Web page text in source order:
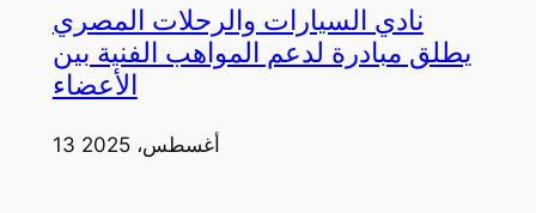
نادي السيارات والرحلات المصري
يطلق مبادرة لدعم المواهب الفنية بين
الأعضاء
13 أغسطس، 2025